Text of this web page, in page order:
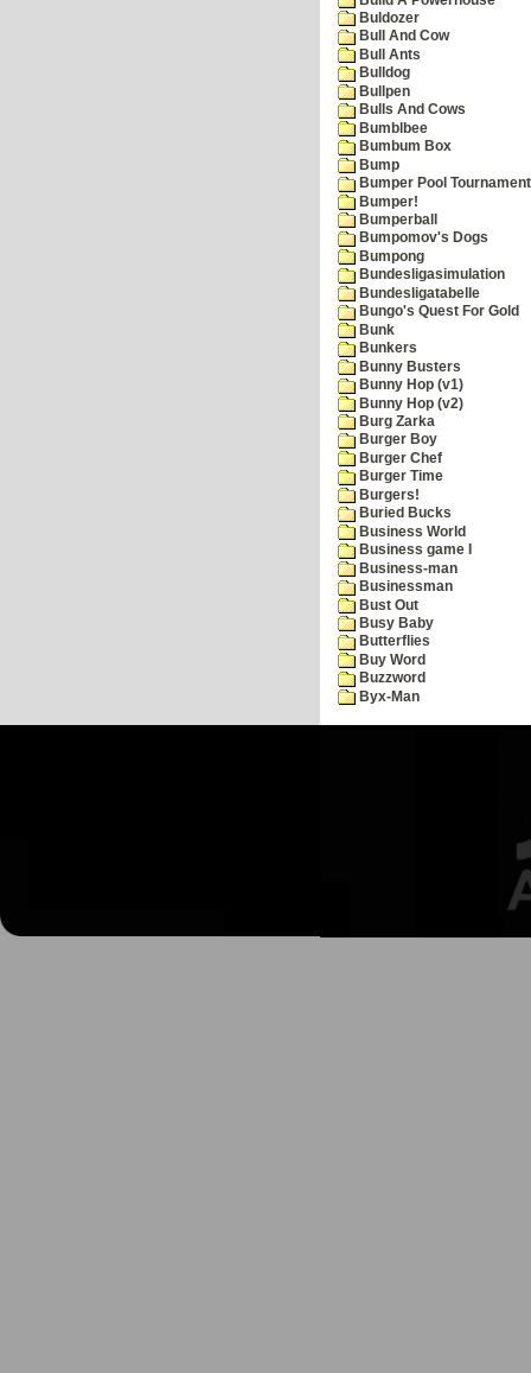
Buldozer
Bull And Cow
Bull Ants
Bulldog
Bullpen
Bulls And Cows
Bumblbee
Bumbum Box
Bump
Bumper Pool Tournament
Bumper!
Bumperball
Bumpomov's Dogs
Bumpong
Bundesligasimulation
Bundesligatabelle
Bungo's Quest For Gold
Bunk
Bunkers
Bunny Busters
Bunny Hop (v1)
Bunny Hop (v2)
Burg Zarka
Burger Boy
Burger Chef
Burger Time
Burgers!
Buried Bucks
Business World
Business game I
Business-man
Businessman
Bust Out
Busy Baby
Butterflies
Buy Word
Buzzword
Byx-Man